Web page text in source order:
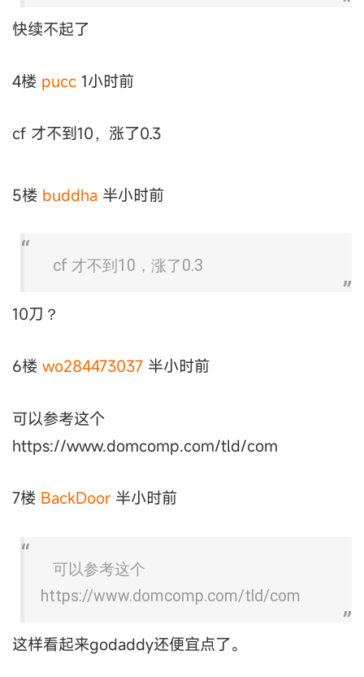
快续不起了
4楼 pucc 1小时前
cf 才不到10，涨了0.3
5楼 buddha 半小时前
cf 才不到10，涨了0.3
10刀？
6楼 wo284473037 半小时前
可以参考这个
https://www.domcomp.com/tld/com
7楼 BackDoor 半小时前
可以参考这个
https://www.domcomp.com/tld/com
这样看起来godaddy还便宜点了。